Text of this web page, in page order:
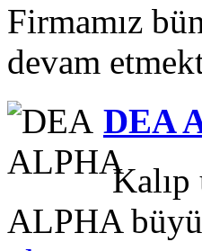
Firmamız
devam
DEA
Kalıp
ALPHA